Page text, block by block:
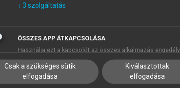
↓ 3 szolgáltatás
ÖSSZES APP ÁTKAPCSOLÁSA
Használja ezt a kapcsolót az összes alkalmazás
Csak a szükséges sütik
elfogadása
Kiválasztottak
elfogadása